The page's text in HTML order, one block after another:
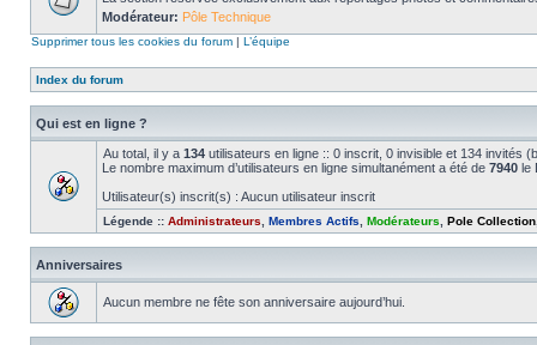
Modérateur: Pôle Technique
Supprimer tous les cookies du forum | L’équipe
Index du forum
Qui est en ligne ?
Au total, il y a 134 utilisateurs en ligne :: 0 inscrit, 0 invisible et 134 invités
Le nombre maximum d’utilisateurs en ligne simultanément a été de 7940 le
Utilisateur(s) inscrit(s) : Aucun utilisateur inscrit
Légende :: Administrateurs Membres Actifs Modérateurs Pole Collection
Anniversaires
Aucun membre ne fête son anniversaire aujourd’hui.